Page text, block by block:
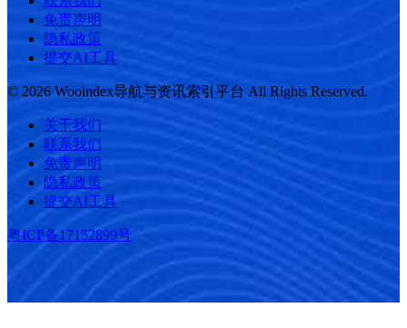
免责声明
隐私政策
提交AI工具
© 2026 Wooindex导航与资讯索引平台 All Rights Reserved.
关于我们
联系我们
免责声明
隐私政策
提交AI工具
粤ICP备17152899号